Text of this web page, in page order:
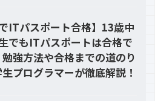
でITパスポート合格】13歳中
でもITパスポートは合格で
強方法や合格までの道のり
プログラマーが徹底解説！